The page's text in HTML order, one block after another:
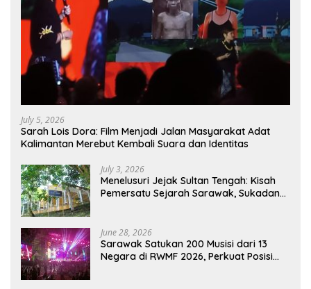
July 5, 2026
Sarah Lois Dora: Film Menjadi Jalan Masyarakat Adat
Kalimantan Merebut Kembali Suara dan Identitas
July 3, 2026
Menelusuri Jejak Sultan Tengah: Kisah
Pemersatu Sejarah Sarawak, Sukadana,
June 28, 2026
Sarawak Satukan 200 Musisi dari 13
Negara di RWMF 2026, Perkuat Posisi